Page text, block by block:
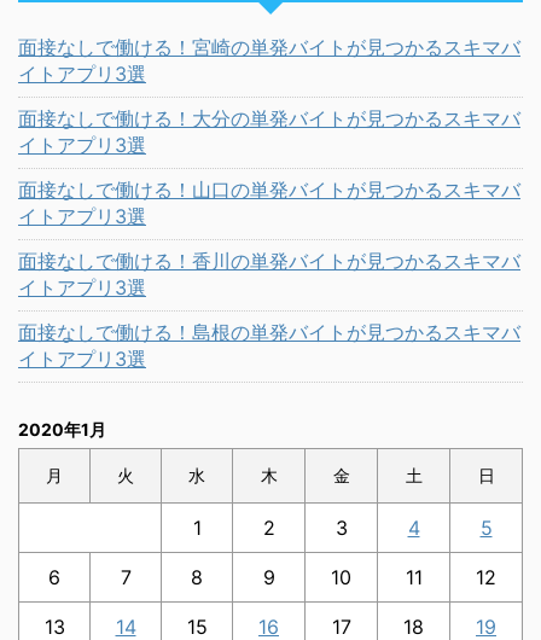
面接なしで働ける！宮崎の単発バイトが見つかるスキマバ
イトアプリ3選
面接なしで働ける！大分の単発バイトが見つかるスキマバ
イトアプリ3選
面接なしで働ける！山口の単発バイトが見つかるスキマバ
イトアプリ3選
面接なしで働ける！香川の単発バイトが見つかるスキマバ
イトアプリ3選
面接なしで働ける！島根の単発バイトが見つかるスキマバ
イトアプリ3選
2020年1月
月 火 水 木 金 土 日
1 2 3 4 5
6 7 8 9 10 11 12
13 14 15 16 17 18 19